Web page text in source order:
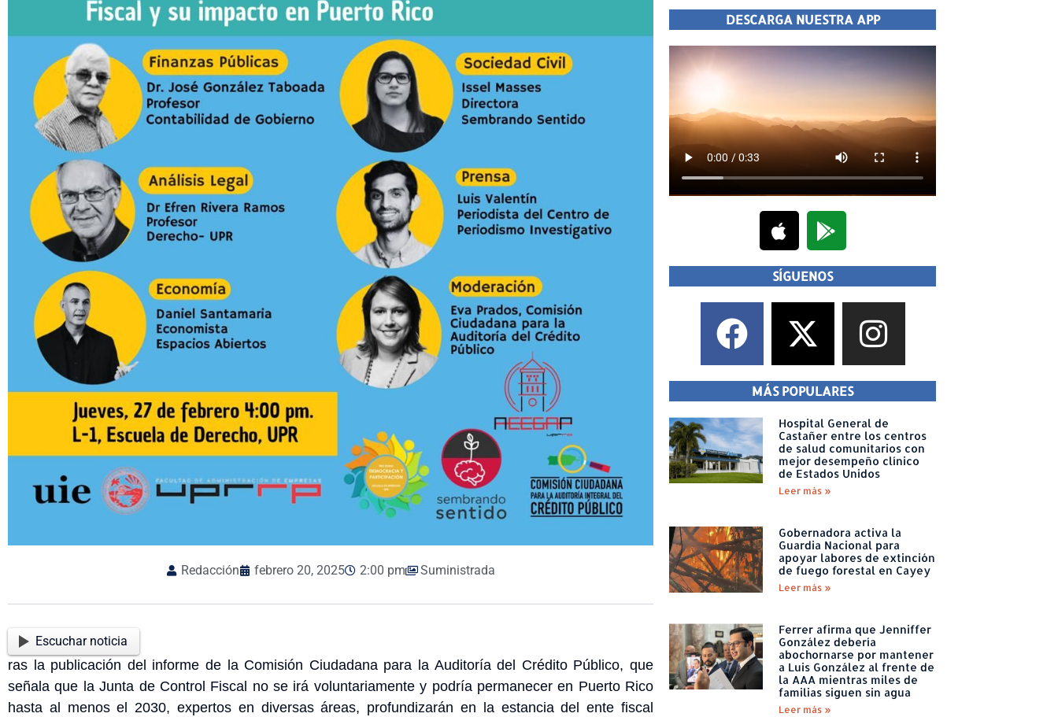
Redacción febrero 20, 2025 2:00 pm Suministrada
Escuchar noticia
ras la publicación del informe de la Comisión Ciudadana para la Auditoría del Crédito Público, que
señala que la Junta de Control Fiscal no se irá voluntariamente y podría permanecer en Puerto Rico
hasta al menos el 2030, expertos en diversas áreas, profundizarán en la estancia del ente fiscal
DESCARGA NUESTRA APP
SÍGUENOS
MÁS POPULARES
Hospital General de
Castañer entre los centros
de salud comunitarios con
mejor desempeño clínico
de Estados Unidos
Leer más »
Gobernadora activa la
Guardia Nacional para
apoyar labores de extinción
de fuego forestal en Cayey
Leer más »
Ferrer afirma que Jenniffer
González debería
abochornarse por mantener
a Luis González al frente de
la AAA mientras miles de
familias siguen sin agua
Leer más »